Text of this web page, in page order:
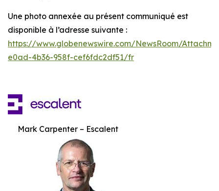
Une photo annexée au présent communiqué est
disponible à l’adresse suivante :
https://www.globenewswire.com/NewsRoom/
e0ad-4b36-958f-cef6fdc2df51/fr
Mark Carpenter – Escalent